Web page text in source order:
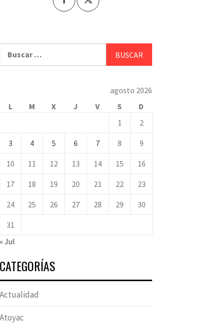
agosto 2026
L
M X J V S
D
1
2
3 4 5 6 7 8 9
10 11 12 13 14 15 16
17 18 19 20 21 22 23
24 25 26 27 28 29 30
31
« Jul
CATEGORÍAS
Actualidad
Atoyac